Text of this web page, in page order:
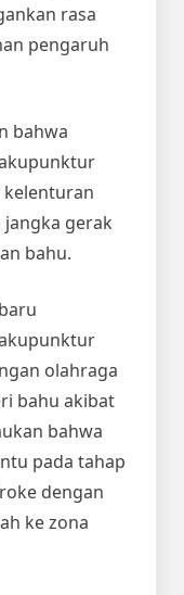
rasa
pengaruh
bahwa
gerak
bahu.
olahraga
bahu akibat
bahwa
pada tahap
dengan
ke zona